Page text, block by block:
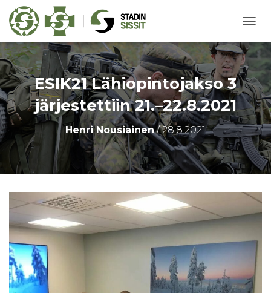
A
V
G
O
I
N
T
I
P
Ä
L
/
ESIK21 Lähiopintojakso 3
järjestettiin 21.–22.8.2021
Henri Nousiainen/28.8.2021